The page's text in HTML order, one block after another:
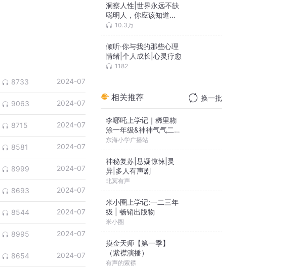
8733 2024-07
9063 2024-07
8715 2024-07
8581 2024-07
8999 2024-07
8693 2024-07
8544 2024-07
8995 2024-07
8654 2024-07
洞察人性|世界永远不缺
聪明人，你应该知道的
人生法则
10.3万
倾听·你与我的那些心理
情绪|个人成长|心灵疗愈
1182
相关推荐 换一批
李哪吒上学记｜稀里糊
涂一年级&神神气气二年
级
东海小学广播站
神秘复苏|悬疑惊悚|灵
异|多人有声剧
北冥有声
米小圈上学记:一二三年
级 | 畅销出版物
米小圈
摸金天师【第一季】
（紫襟演播）
有声的紫襟